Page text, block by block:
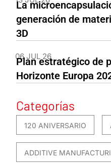
La
generación de
3D
06 JUL 26
Plan estratégico de
Horizonte Europa
Categorías
120 ANIVERSARIO
ADDITIVE